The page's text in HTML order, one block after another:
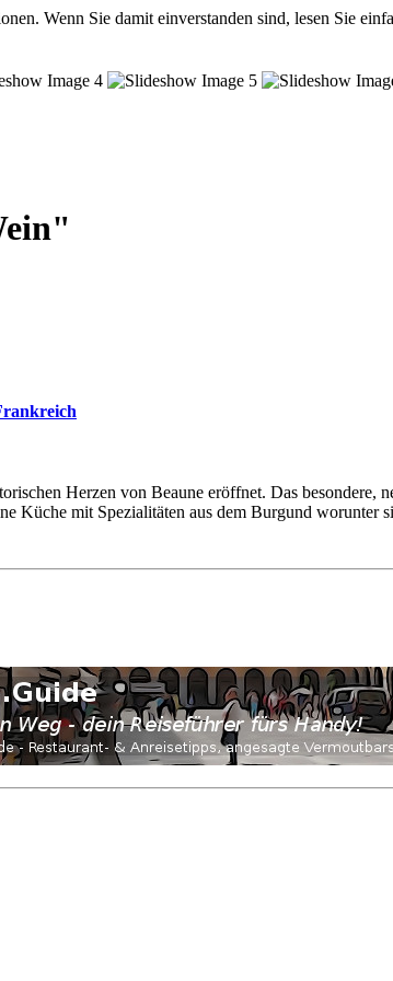
Wenn Sie damit einverstanden sind, lesen Sie
Herzen von Beaune eröffnet. Das besondere,
Küche mit Spezialitäten aus dem Burgund